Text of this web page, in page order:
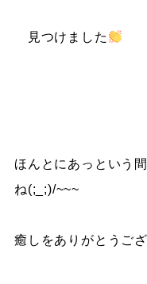
見つけました
ほんとにあっという
ね(;_;)/~~~
癒しをありがとうご